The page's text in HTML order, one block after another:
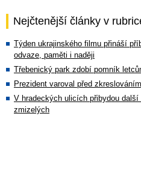
Nejčtenější články v
Týden ukrajinského filmu přináší
odvaze, paměti i naději
Třebenický park zdobí pomník
Prezident varoval před
V hradeckých ulicích přibydou další
zmizelých